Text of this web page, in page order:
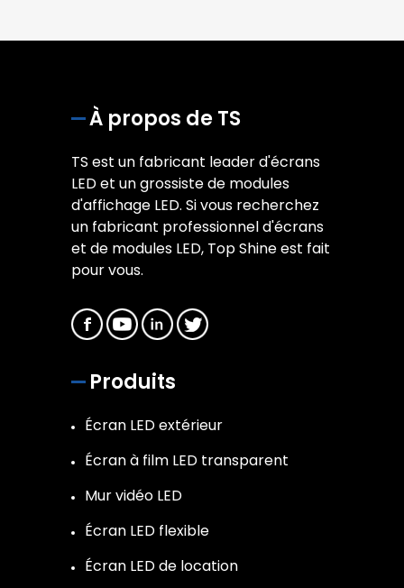
À propos de TS
TS est un fabricant leader d'écrans
LED et un grossiste de modules
d'affichage LED. Si vous recherchez
un fabricant professionnel d'écrans
et de modules LED, Top Shine est fait
pour vous.
Produits
Écran LED extérieur
Écran à film LED transparent
Mur vidéo LED
Écran LED flexible
Écran LED de location